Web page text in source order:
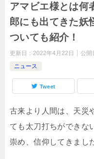
アマビエ様とは何
郎にも出てきた妖
ついても紹介！
更新日： 2022年4月22日 公開
ニュース
Tweet
古来より人間は、天災
ても太刀打ちができな
崇め、信仰してきまし